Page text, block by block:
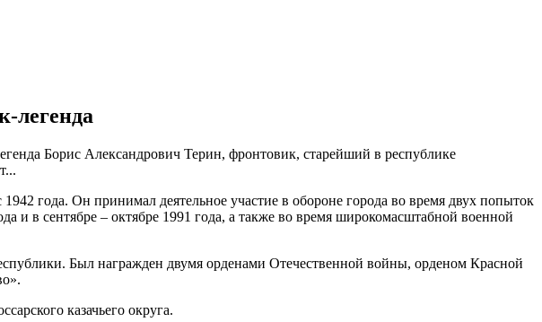
легенда
Борис Александрович Терин, фронтовик, старейший в республике
года. Он принимал деятельное участие в обороне города во время двух попыток
и в сентябре – октябре 1991 года, а также во время широкомасштабной военной
Был награжден двумя орденами Отечественной войны, орденом Красной
казачьего округа.